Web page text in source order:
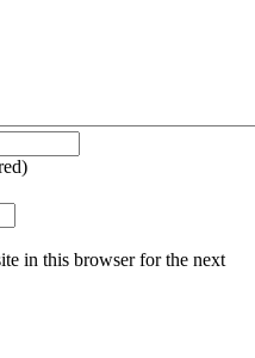
in this browser for the next